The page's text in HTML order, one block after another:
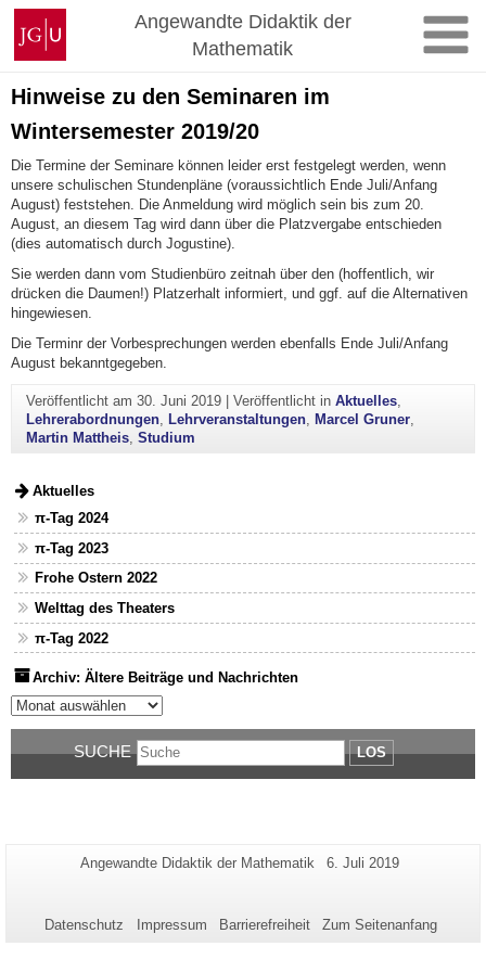
Zum
Inhalt
springen
Johannes
Gutenberg-
Universität
Mainz
Angewandte Didaktik der
Mathematik
Hinweise zu den Seminaren im
Wintersemester 2019/20
Die Termine der Seminare können leider erst festgelegt werden, wenn
unsere schulischen Stundenpläne (voraussichtlich Ende Juli/Anfang
August) feststehen. Die Anmeldung wird möglich sein bis zum 20.
August, an diesem Tag wird dann über die Platzvergabe entschieden
(dies automatisch durch Jogustine).
Sie werden dann vom Studienbüro zeitnah über den (hoffentlich, wir
drücken die Daumen!) Platzerhalt informiert, und ggf. auf die Alternativen
hingewiesen.
Die Terminr der Vorbesprechungen werden ebenfalls Ende Juli/Anfang
August bekanntgegeben.
Veröffentlicht am 30. Juni 2019| Veröffentlicht in Aktuelles,
Lehrerabordnungen, Lehrveranstaltungen, Marcel Gruner,
Martin Mattheis, Studium
Aktuelles
π-Tag 2024
π-Tag 2023
Frohe Ostern 2022
Welttag des Theaters
π-Tag 2022
Archiv: Ältere Beiträge und Nachrichten
Archiv: Ältere Beiträge und Nachrichten
SUCHE LOS
Zusätzliche
dieser
Seiten-
Angewandte Didaktik der Mathematik
Letzte
6. Juli 2019
Datenschutz Impressum Barrierefreiheit Zum Seitenanfang